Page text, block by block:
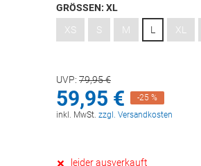
GRÖSSEN: XL
XS
S M L XL
UVP: 79,95€
59,95 €
-25 %
inkl. MwSt. zzgl. Versandkosten
leider ausverkauft